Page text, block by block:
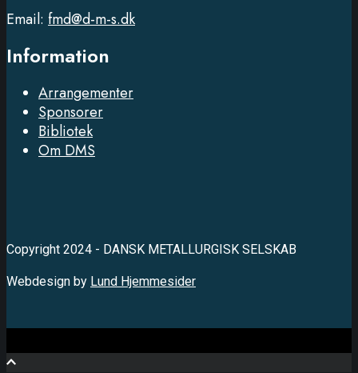
Email: fmd@d-m-s.dk
Information
Arrangementer
Sponsorer
Bibliotek
Om DMS
Copyright 2024 - DANSK METALLURGISK SELSKAB
Webdesign by Lund Hjemmesider